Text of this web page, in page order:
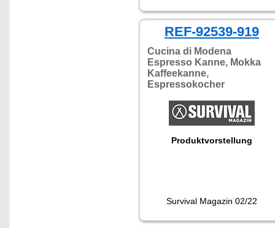
REF-92539-919
Cucina di Modena
Espresso Kanne, Mokka
Kaffeekanne,
Espressokocher
Produktvorstellung
Survival Magazin 02/22